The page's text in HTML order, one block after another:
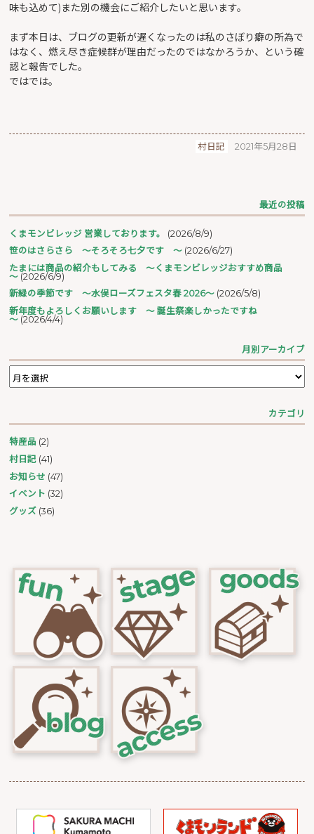
味も込めて)また別の機会にご紹介したいと思います。
まず本日は、ブログの更新が遅くなったのは私のさぼり癖の所為で
はなく、燃え尽き症候群が理由だったのではなかろうか、という確
認と報告でした。
ではでは。
村日記 2021年5月28日
最近の投稿
くまモンビレッジ 営業しております。
(2026/8/9)
笹のはさらさら ～そろそろ七夕です ～ (2026/6/27)
たまには商品の紹介もしてみる ～くまモンビレッジおすすめ商品
～ (2026/6/9)
新緑の季節です ～水俣ローズフェスタ春 2026～ (2026/5/8)
新年度もよろしくお願いします ～ 誕生祭楽しかったですね
～ (2026/4/4)
月別アーカイブ
カテゴリ
特産品 (2)
村日記 (41)
お知らせ (47)
イベント (32)
グッズ (36)